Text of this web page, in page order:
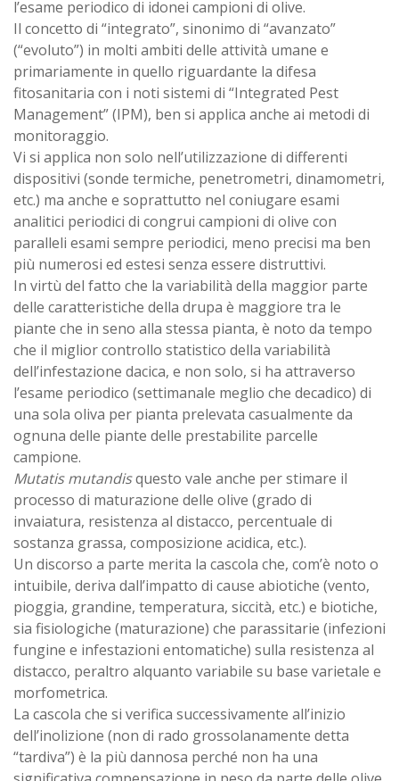
l’esame periodico di idonei campioni di olive.
Il concetto di “integrato”, sinonimo di “avanzato”
(“evoluto”) in molti ambiti delle attività umane e
primariamente in quello riguardante la difesa
fitosanitaria con i noti sistemi di “Integrated Pest
Management” (IPM), ben si applica anche ai metodi di
monitoraggio.
Vi si applica non solo nell’utilizzazione di differenti
dispositivi (sonde termiche, penetrometri, dinamometri,
etc.) ma anche e soprattutto nel coniugare esami
analitici periodici di congrui campioni di olive con
paralleli esami sempre periodici, meno precisi ma ben
più numerosi ed estesi senza essere distruttivi.
In virtù del fatto che la variabilità della maggior parte
delle caratteristiche della drupa è maggiore tra le
piante che in seno alla stessa pianta, è noto da tempo
che il miglior controllo statistico della variabilità
dell’infestazione dacica, e non solo, si ha attraverso
l’esame periodico (settimanale meglio che decadico) di
una sola oliva per pianta prelevata casualmente da
ognuna delle piante delle prestabilite parcelle
campione.
Mutatis mutandisquesto vale anche per stimare il
processo di maturazione delle olive (grado di
invaiatura, resistenza al distacco, percentuale di
sostanza grassa, composizione acidica, etc.).
Un discorso a parte merita la cascola che, com’è noto o
intuibile, deriva dall’impatto di cause abiotiche (vento,
pioggia, grandine, temperatura, siccità, etc.) e biotiche,
sia fisiologiche (maturazione) che parassitarie (infezioni
fungine e infestazioni entomatiche) sulla resistenza al
distacco, peraltro alquanto variabile su base varietale e
morfometrica.
La cascola che si verifica successivamente all’inizio
dell’inolizione (non di rado grossolanamente detta
“tardiva”) è la più dannosa perché non ha una